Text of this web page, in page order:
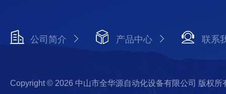
公司简介 产品中心 联系
Copyright © 2026 中山市全华源自动化设备有限公司 版权所